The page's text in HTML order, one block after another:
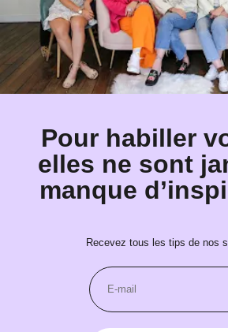
Pour habiller
elles ne sont
manque
Recevez tous les tips de nos